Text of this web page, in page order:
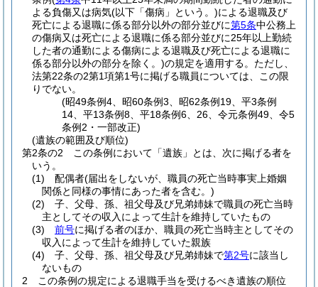
よる負傷又は病気(以下「傷病」という。)による退職及び
死亡による退職に係る部分以外の部分並びに第5条中公務上
の傷病又は死亡による退職に係る部分並びに25年以上勤続
した者の通勤による傷病による退職及び死亡による退職に
係る部分以外の部分を除く。)の規定を適用する。 ただし、
法第22条の2第1項第1号に掲げる職員については、この限
りでない。
(昭49条例4、昭60条例3、昭62条例19、平3条例
14、平13条例8、平18条例6、26、令元条例49、令5
条例2・一部改正)
(遺族の範囲及び順位)
第2条の2
この条例において「遺族」とは、次に掲げる者を
いう。
(1)
配偶者(届出をしないが、職員の死亡当時事実上婚姻
関係と同様の事情にあった者を含む。)
(2)
子、父母、孫、祖父母及び兄弟姉妹で職員の死亡当時
主としてその収入によって生計を維持していたもの
(3)
前号に掲げる者のほか、職員の死亡当時主としてその
収入によって生計を維持していた親族
(4)
子、父母、孫、祖父母及び兄弟姉妹で第2号に該当し
ないもの
2
この条例の規定による退職手当を受けるべき遺族の順位